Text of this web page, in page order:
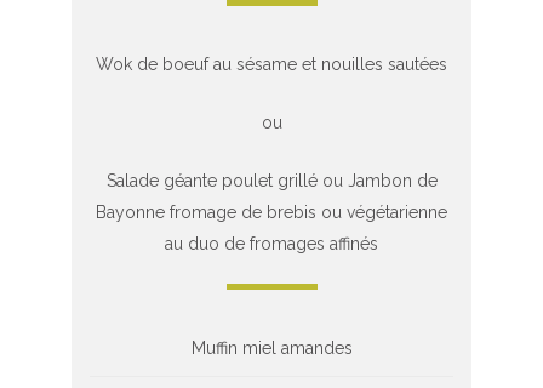
Wok de boeuf au sésame et nouilles sautées
ou
Salade géante poulet grillé ou Jambon de
Bayonne fromage de brebis ou végétarienne
au duo de fromages affinés
Muffin miel amandes